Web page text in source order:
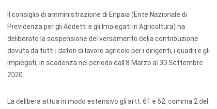
Il consiglio di amministrazione di Enpaia (Ente Nazionale di
Previdenza per gli Addetti e gli Impiegati in Agricoltura) ha
deliberato la sospensione del versamento della contribuzione
dovuta da tutti i datori di lavoro agricolo per i dirigenti, i quadri e gli
impiegati, in scadenza nel periodo dall’8 Marzo al 30 Settembre
2020.
La delibera attua in modo estensivo gli artt. 61 e 62, comma 2 del